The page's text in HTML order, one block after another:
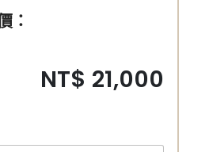
：
NT$ 21,000